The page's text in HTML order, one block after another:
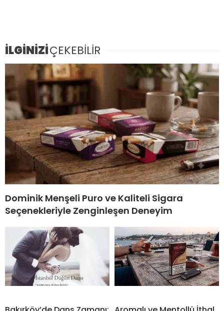
İLGİNİZİÇEKEBİLİR
Dominik Menşeli Puro ve Kaliteli Sigara
Seçenekleriyle Zenginleşen Deneyim